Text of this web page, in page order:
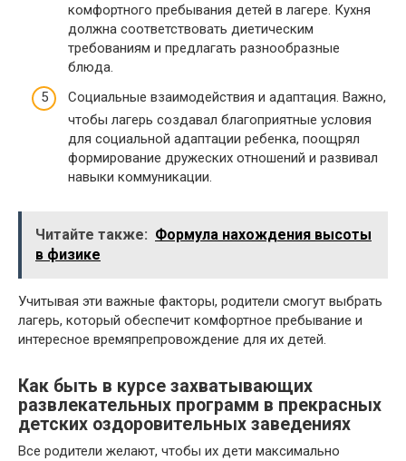
комфортного пребывания детей в лагере. Кухня
должна соответствовать диетическим
требованиям и предлагать разнообразные
блюда.
Социальные взаимодействия и адаптация. Важно,
чтобы лагерь создавал благоприятные условия
для социальной адаптации ребенка, поощрял
формирование дружеских отношений и развивал
навыки коммуникации.
Читайте также: Формула нахождения высоты
в физике
Учитывая эти важные факторы, родители смогут выбрать
лагерь, который обеспечит комфортное пребывание и
интересное времяпрепровождение для их детей.
Как быть в курсе захватывающих
развлекательных программ в прекрасных
детских оздоровительных заведениях
Все родители желают, чтобы их дети максимально